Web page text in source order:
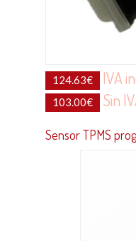
124.63€ IVA
103.00€ Sin
Sensor TPMS